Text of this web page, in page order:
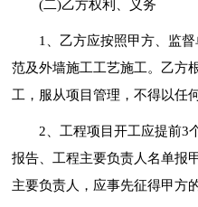
(二)乙方权利、义务
1、乙方应按照甲方、监
范及外墙施工工艺施工。乙方
工，服从项目管理，不得以任
2、工程项目开工应提前3
报告、工程主要负责人名单报
主要负责人，应事先征得甲方